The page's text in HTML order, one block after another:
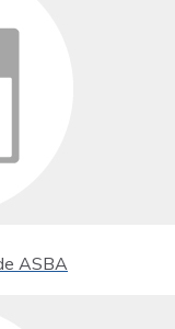
ASBA